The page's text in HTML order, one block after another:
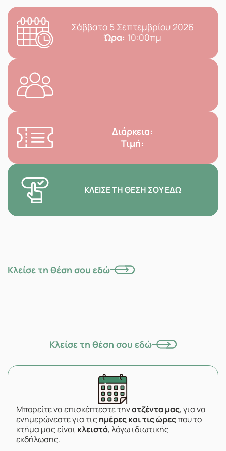
Σάββατο 5 Σεπτεμβρίου 2026
Ώρα: 10:00πμ
Διάρκεια:
Τιμή:
ΚΛΕΊΣΕ ΤΗ ΘΈΣΗ ΣΟΥ ΕΔΏ
Κλείσε τη θέση σου εδώ
Κλείσε τη θέση σου εδώ
Μπορείτε να επισκέπτεστε τηνατζέντα μας, για να
ενημερώνεστε για τιςημέρες και τις ώρεςπου το
κτήμα μας είναικλειστό, λόγω ιδιωτικής
εκδήλωσης.